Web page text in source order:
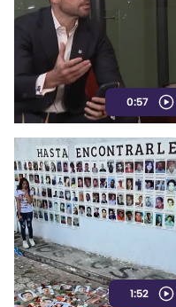
0:57
1:52